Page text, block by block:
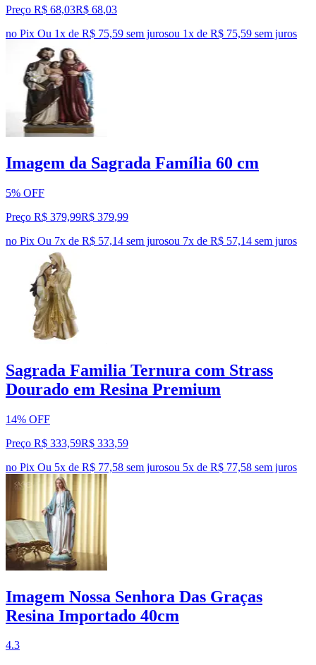
Preço R$ 68,03R$ 68,03
no Pix Ou 1x de R$ 75,59 sem jurosou 1x de R$ 75,59 sem juros
Imagem da Sagrada Família 60 cm
5% OFF
Preço R$ 379,99R$ 379,99
no Pix Ou 7x de R$ 57,14 sem jurosou 7x de R$ 57,14 sem juros
Sagrada Familia Ternura com Strass
Dourado em Resina Premium
14% OFF
Preço R$ 333,59R$ 333,59
no Pix Ou 5x de R$ 77,58 sem jurosou 5x de R$ 77,58 sem juros
Imagem Nossa Senhora Das Graças
Resina Importado 40cm
4.3